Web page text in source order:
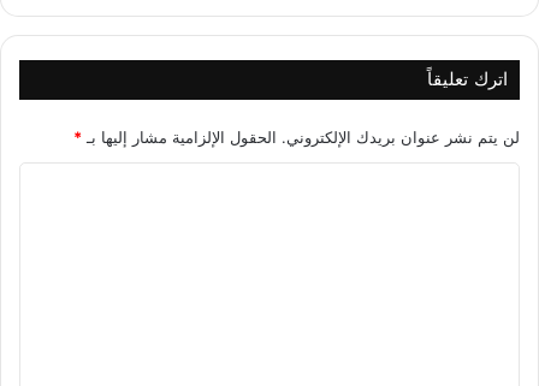
اترك تعليقاً
لن يتم نشر عنوان بريدك الإلكتروني. الحقول الإلزامية مشار إليها بـ*